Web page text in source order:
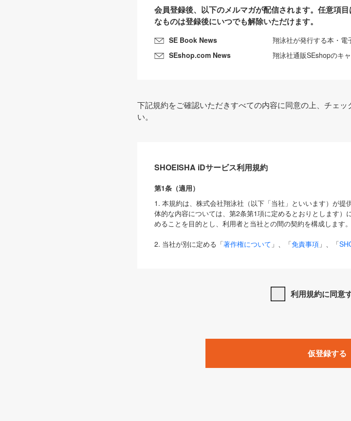
会員登録後、以下のメルマガが配信されます。任意項
なものは登録後にいつでも解除いただけます。
SE Book News
翔泳社が発行する本・電
SEshop.com News
翔泳社通販SEshopのキ
下記規約をご確認いただきすべての内容に同意の上、チェ
い。
SHOEISHA iDサービス利用規約
第1条（適用）
1. 本規約は、株式会社翔泳社（以下「当社」といいます）が
体的な内容については、第2条第1項に定めるとおりとします）
めることを目的とし、利用者と当社との間の契約を構成します。
2. 当社が別に定める「著作権について 」、「免責事項 」、「
は、本規約の規定が優先して適用されるものとします。
1. 「本サービス」とは、当社が提供する以下のサービス（名称
みます）及びこれらサービスに関連して当社が実施するイベン
「SEBook」「SEShop」「CodeZine」「MarkeZine」「
利用規約に同意
仮登録する